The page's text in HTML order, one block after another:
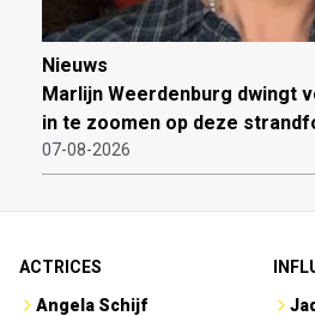
Nieuws
Marlijn Weerdenburg dwingt
in te zoomen op deze
07-08-2026
ACTRICES
Angela Schijf